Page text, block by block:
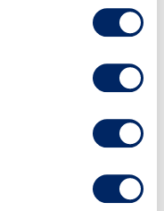
Air freight is a
also handle